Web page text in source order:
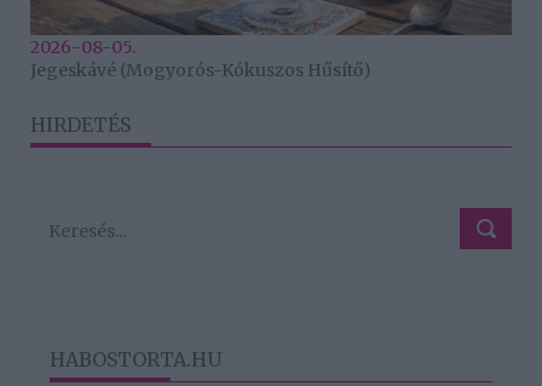
2026-08-05.
Jegeskávé (Mogyorós-Kókuszos Hűsítő)
HIRDETÉS
HABOSTORTA.HU